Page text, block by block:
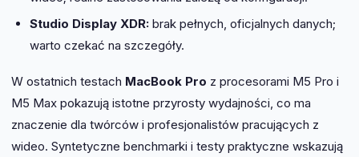
Studio Display XDR:brak pełnych, oficjalnych danych;
warto czekać na szczegóły.
W ostatnich testach MacBook Pro z procesorami M5 Pro i
M5 Max pokazują istotne przyrosty wydajności, co ma
znaczenie dla twórców i profesjonalistów pracujących z
wideo. Syntetyczne benchmarki i testy praktyczne wskazują